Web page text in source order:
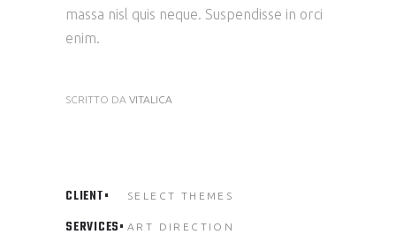
massa nisl quis neque. Suspendisse in orci
enim.
SCRITTO DA VITALICA
CLIENT SELECT THEMES
SERVICES ART DIRECTION